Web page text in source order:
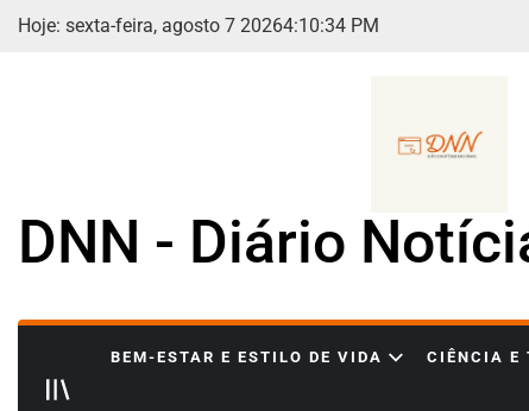
Skip
Hoje: sexta-feira, agosto 7 20264:10:35 PM
DNN - Diário
BEM-ESTAR E ESTILO DE VIDA CIÊNCIA E